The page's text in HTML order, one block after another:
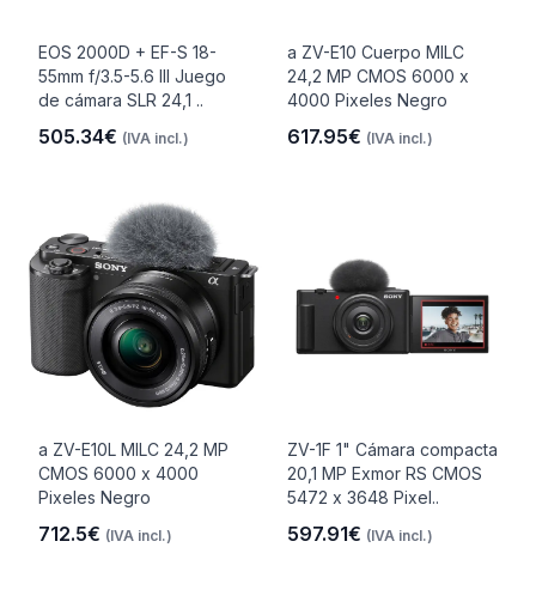
EOS 2000D + EF-S 18-
55mm f/3.5-5.6 III Juego
de cámara SLR 24,1 ..
505.34€ (IVA incl.)
a ZV-E10 Cuerpo MILC
24,2 MP CMOS 6000 x
4000 Pixeles Negro
617.95€ (IVA incl.)
a ZV-E10L MILC 24,2 MP
CMOS 6000 x 4000
Pixeles Negro
712.5€ (IVA incl.)
ZV-1F 1" Cámara compacta
20,1 MP Exmor RS CMOS
5472 x 3648 Pixel..
597.91€ (IVA incl.)